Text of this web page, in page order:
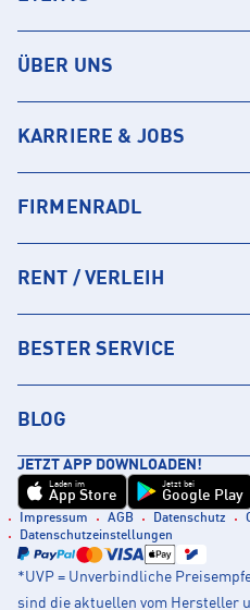
ÜBER UNS
KARRIERE & JOBS
FIRMENRADL
RENT / VERLEIH
BESTER SERVICE
BLOG
JETZT APP DOWNLOADEN!
Laden im
App Store
Jetzt bei
Google Play
Impressum AGB Datenschutz
Datenschutzeinstellungen
*UVP = Unverbindliche
sind die aktuellen vom Hersteller